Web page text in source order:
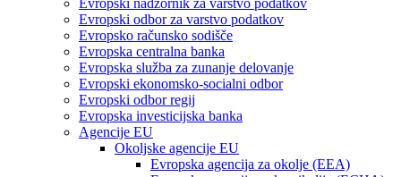
Evropski nadzornik za varstvo podatkov
Evropski odbor za varstvo podatkov
Evropsko računsko sodišče
Evropska centralna banka
Evropska služba za zunanje delovanje
Evropski ekonomsko-socialni odbor
Evropski odbor regij
Evropska investicijska banka
Agencije EU
Okoljske agencije EU
Evropska agencija za okolje (EEA)